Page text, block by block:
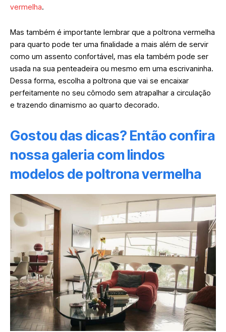
vermelha.
Mas também é importante lembrar que a poltrona vermelha
para quarto pode ter uma finalidade a mais além de servir
como um assento confortável, mas ela também pode ser
usada na sua penteadeira ou mesmo em uma escrivaninha.
Dessa forma, escolha a poltrona que vai se encaixar
perfeitamente no seu cômodo sem atrapalhar a circulação
e trazendo dinamismo ao quarto decorado.
Gostou das dicas? Então confira
nossa galeria com lindos
modelos de poltrona vermelha